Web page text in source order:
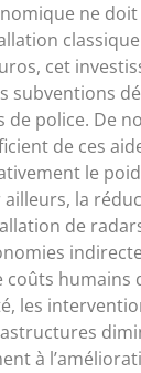
ne doit
cet
subventions
de police. De
de ces
le
ailleurs, la
de
humains
les
à